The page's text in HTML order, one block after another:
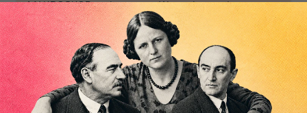
MAKROSKOP analysiert
wirtschaftspolitische
Themen aus einer
postkeynesianischen
Perspektive und ist damit
in Deutschland einzigartig.
MAKROSKOP steht für
Wir verlassen die
journalistische Filterblase,
in der sich viele
eingerichtet haben. Wir
öffnen Fenster und
bringen frische Luft in die
engen und verstaubten